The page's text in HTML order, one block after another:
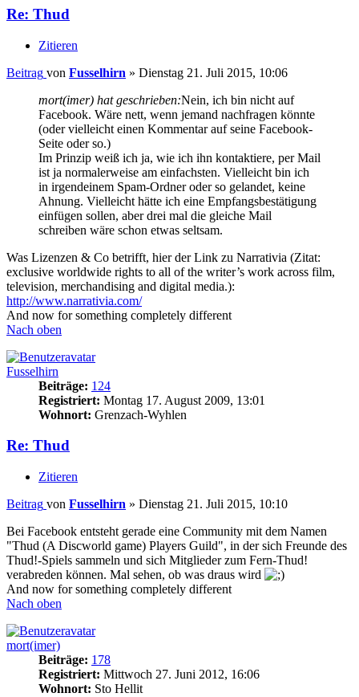
Re: Thud
Zitieren
Beitrag von Fusselhirn » Dienstag 21. Juli 2015, 10:06
mort(imer) hat geschrieben:Nein, ich bin nicht auf
Facebook. Wäre nett, wenn jemand nachfragen könnte
(oder vielleicht einen Kommentar auf seine Facebook-
Seite oder so.)
Im Prinzip weiß ich ja, wie ich ihn kontaktiere, per Mail
ist ja normalerweise am einfachsten. Vielleicht bin ich
in irgendeinem Spam-Ordner oder so gelandet, keine
Ahnung. Vielleicht hätte ich eine Empfangsbestätigung
einfügen sollen, aber drei mal die gleiche Mail
schreiben wäre schon etwas seltsam.
Was Lizenzen & Co betrifft, hier der Link zu Narrativia (Zitat:
exclusive worldwide rights to all of the writer’s work across film,
television, merchandising and digital media.):
http://www.narrativia.com/
And now for something completely different
Nach oben
Fusselhirn
Beiträge: 124
Registriert: Montag 17. August 2009, 13:01
Wohnort: Grenzach-Wyhlen
Re: Thud
Zitieren
Beitrag von Fusselhirn » Dienstag 21. Juli 2015, 10:10
Bei Facebook entsteht gerade eine Community mit dem Namen
"Thud (A Discworld game) Players Guild", in der sich Freunde des
Thud!-Spiels sammeln und sich Mitglieder zum Fern-Thud!
verabreden können. Mal sehen, ob was draus wird
And now for something completely different
Nach oben
mort(imer)
Beiträge: 178
Registriert: Mittwoch 27. Juni 2012, 16:06
Wohnort: Sto Hellit